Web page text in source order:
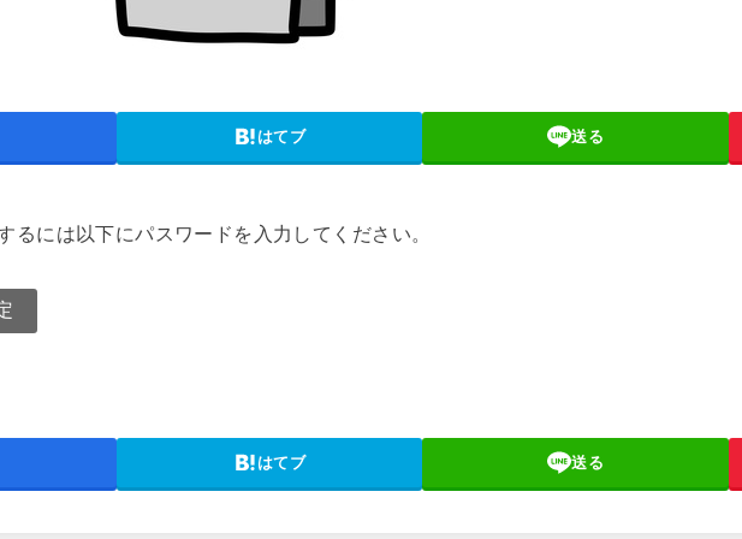
はてブ 送る
には以下にパスワードを入力してください。
はてブ 送る